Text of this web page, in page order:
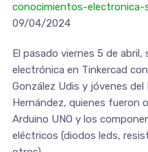
conocimientos-
09/04/2024
El pasado viernes 5 de abril,
electrónica en Tinkercad
González Udis y jóvenes
Hernández, quienes fueron
Arduino UNO y los
eléctricos (diodos leds,